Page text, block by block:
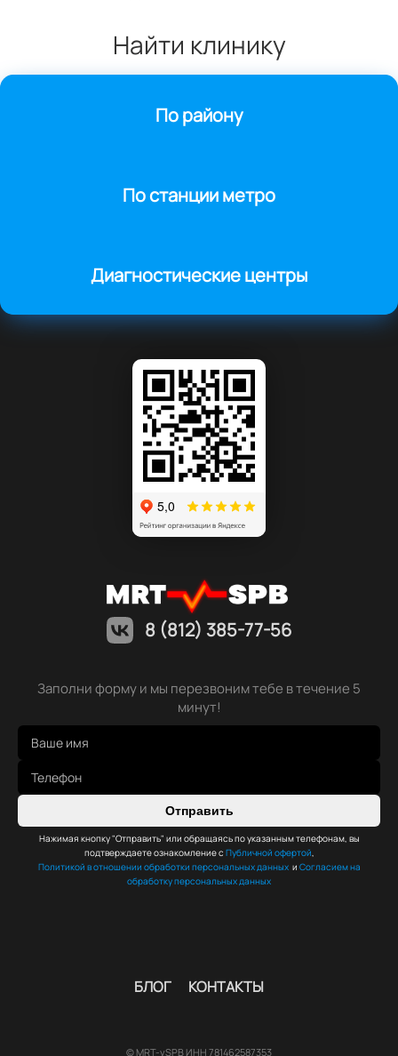
Найти клинику
По району
По станции метро
Диагностические центры
8 (812) 385-77-56
Заполни форму и мы перезвоним тебе в течение 5
минут!
Отправить
Нажимая кнопку "Отправить" или обращаясь по указанным телефонам, вы
подтверждаете ознакомление с Публичной офертой
Политикой в отношении обработки персональных данных и Согласием на
обработку персональных данных
БЛОГ КОНТАКТЫ
© MRT-vSPB ИНН 781462587353